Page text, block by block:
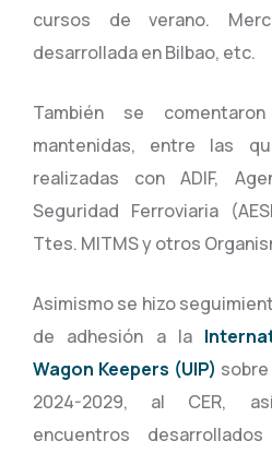
cursos de verano.
desarrollada en Bilbao, etc.
También se
mantenidas, entre las
realizadas con ADIF,
Seguridad Ferroviaria
Ttes. MITMS y otros
Asimismo se hizo
de adhesión a la
Wagon Keepers (UIP)
2024-2029, al CER,
encuentros